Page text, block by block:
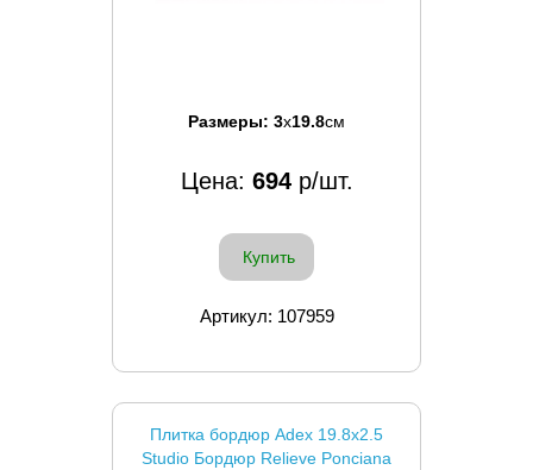
Размеры: 3x19.8см
Цена: 694р/шт.
Купить
Артикул: 107959
Плитка бордюр Adex 19.8x2.5
Studio Бордюр Relieve Ponciana